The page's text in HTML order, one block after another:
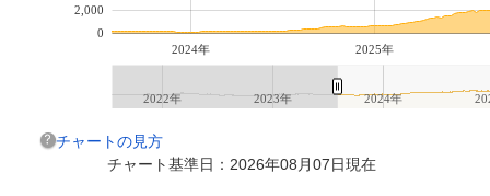
2024年 2025年
0
2,000
2022年 2023年 2024年
チャートの見方
チャート基準日：2026年08月07日現在